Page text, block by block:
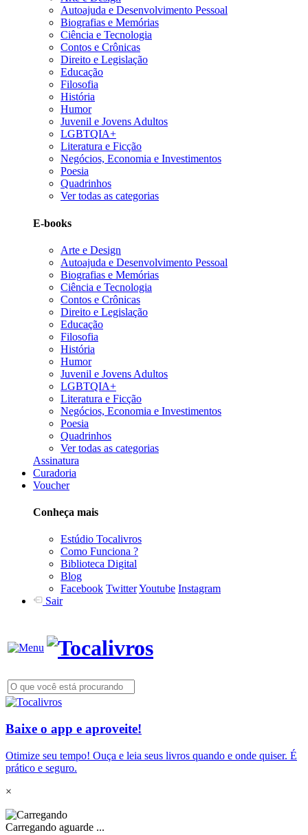
Autoajuda e Desenvolvimento Pessoal
Biografias e Memórias
Ciência e Tecnologia
Contos e Crônicas
Direito e Legislação
Educação
Filosofia
História
Humor
Juvenil e Jovens Adultos
LGBTQIA+
Literatura e Ficção
Negócios, Economia e Investimentos
Poesia
Quadrinhos
Ver todas as categorias
E-books
Arte e Design
Autoajuda e Desenvolvimento Pessoal
Biografias e Memórias
Ciência e Tecnologia
Contos e Crônicas
Direito e Legislação
Educação
Filosofia
História
Humor
Juvenil e Jovens Adultos
LGBTQIA+
Literatura e Ficção
Negócios, Economia e Investimentos
Poesia
Quadrinhos
Ver todas as categorias
Assinatura
Curadoria
Voucher
Conheça mais
Estúdio Tocalivros
Como Funciona ?
Biblioteca Digital
Blog
Facebook TwitterYoutube Instagram
Sair
Baixe o app e aproveite!
Otimize seu tempo! Ouça e leia seus livros quando e onde quiser. É
prático e seguro.
×
Carregando aguarde ...